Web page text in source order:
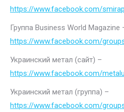
https://www.facebook.com/
Группа Business World Magazine
https://www.facebook.com/
Украинский метал (сайт) –
https://www.facebook.com/
Украинский метал (группа) –
https://www.facebook.com/